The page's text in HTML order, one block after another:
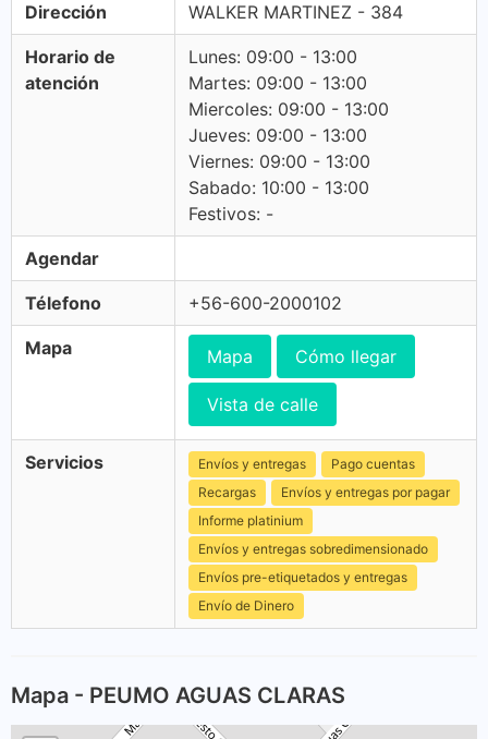
Dirección WALKER MARTINEZ - 384
Horario de
atención
Lunes: 09:00 - 13:00
Martes: 09:00 - 13:00
Miercoles: 09:00 - 13:00
Jueves: 09:00 - 13:00
Viernes: 09:00 - 13:00
Sabado: 10:00 - 13:00
Festivos: -
Agendar
Télefono +56-600-2000102
Mapa Mapa Cómo llegar
Vista de calle
Servicios Envíos y entregas
Pago cuentas
Recargas
Envíos y entregas por pagar
Informe platinium
Envíos y entregas sobredimensionado
Envíos pre-etiquetados y entregas
Envío de Dinero
Mapa - PEUMO AGUAS CLARAS